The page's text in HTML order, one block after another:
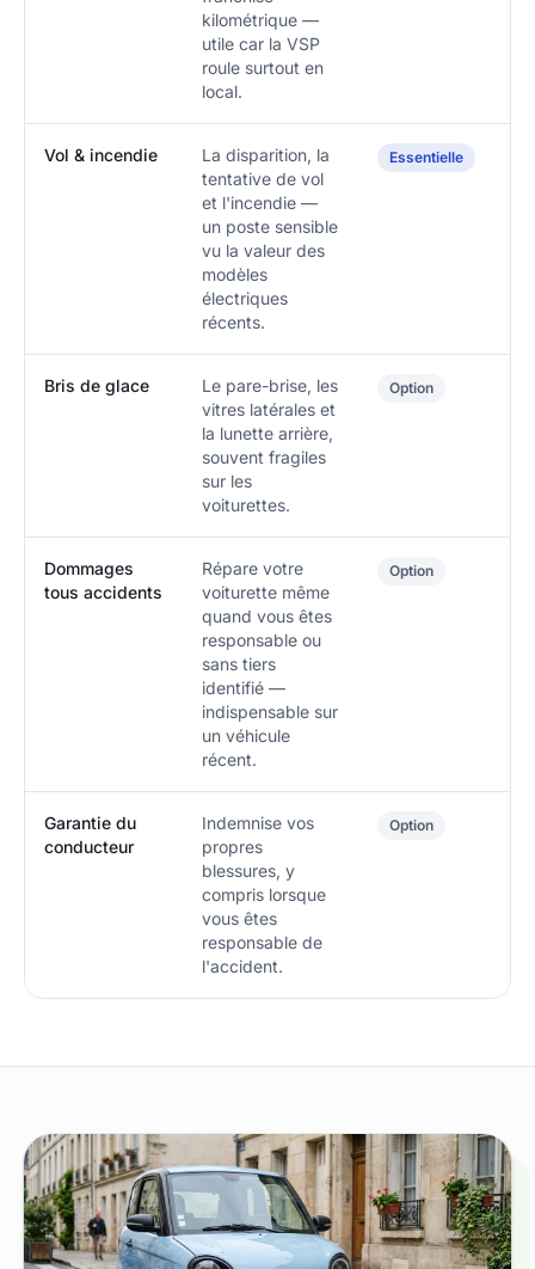
kilométrique —
utile car la VSP
roule surtout en
local.
Vol & incendie
La disparition, la
tentative de vol
et l'incendie —
un poste sensible
vu la valeur des
modèles
électriques
récents.
Essentielle
Bris de glace
Le pare-brise, les
vitres latérales et
la lunette arrière,
souvent fragiles
sur les
voiturettes.
Option
Dommages
tous accidents
Répare votre
voiturette même
quand vous êtes
responsable ou
sans tiers
identifié —
indispensable sur
un véhicule
récent.
Option
Garantie du
conducteur
Indemnise vos
propres
blessures, y
compris lorsque
vous êtes
responsable de
l'accident.
Option